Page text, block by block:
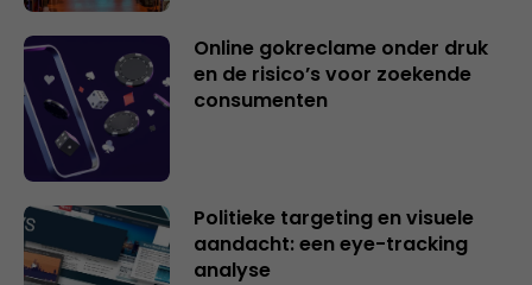
Online gokreclame onder druk
en de risico’s voor zoekende
consumenten
Politieke targeting en visuele
aandacht: een eye-tracking
analyse